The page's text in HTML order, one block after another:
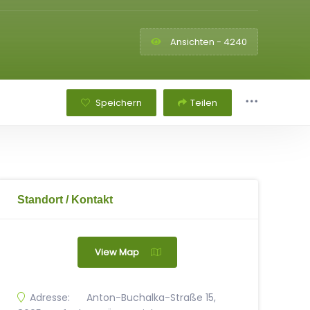
Ansichten - 4240
Speichern Teilen
Standort / Kontakt
View Map
Adresse:
Anton-Buchalka-Straße 15,